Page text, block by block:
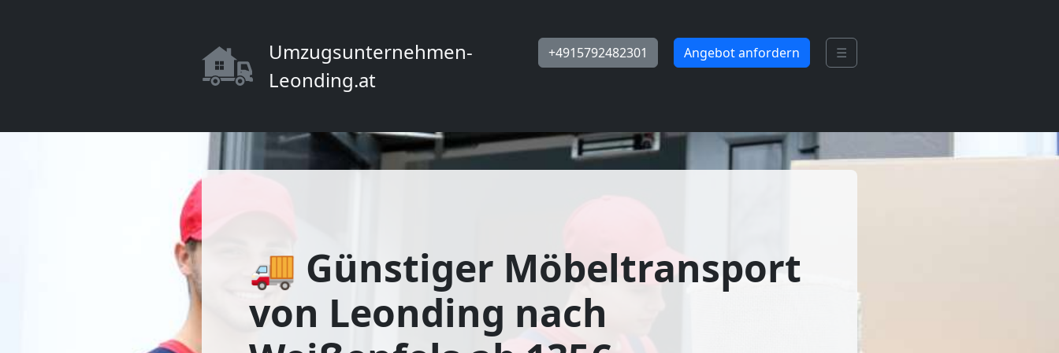
Umzugsunternehmen-
Leonding.at
+4915792482301 Angebot anfordern ☰
🚚 Günstiger Möbeltransport
von Leonding nach